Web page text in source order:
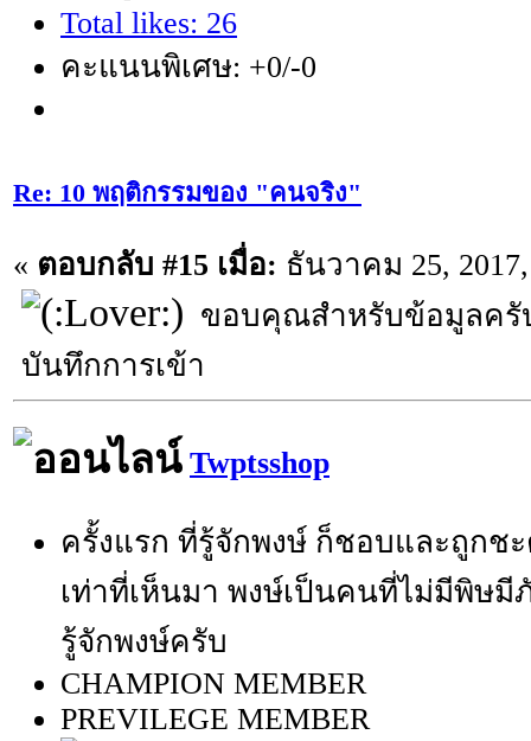
Total likes: 26
คะแนนพิเศษ: +0/-0
Re: 10 พฤติกรรมของ "คนจริง"
« ตอบกลับ #15 เมื่อ: ธันวาคม 25, 2017,
ขอบคุณสำหรับข้อมูลครั
บันทึกการเข้า
Twptsshop
ครั้งแรก ที่รู้จักพงษ์ ก็ชอบและถูกช
เท่าที่เห็นมา พงษ์เป็นคนที่ไม่มีพิษมี
รู้จักพงษ์ครับ
CHAMPION MEMBER
PREVILEGE MEMBER